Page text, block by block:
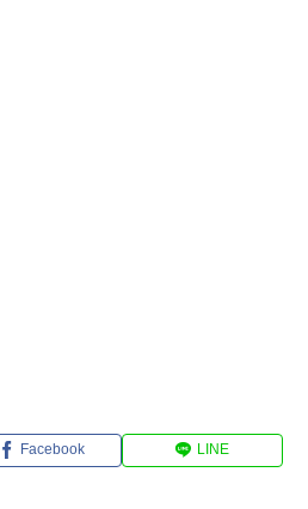
Facebook LINE